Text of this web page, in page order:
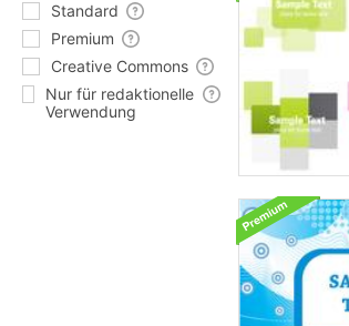
Standard
Premium
Creative Commons
Nur für redaktionelle
Verwendung